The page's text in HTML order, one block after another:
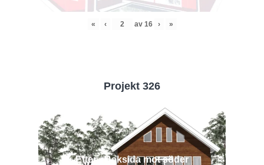
« ‹ av 16 › »
Projekt 326
Efter - Baksida mot söder